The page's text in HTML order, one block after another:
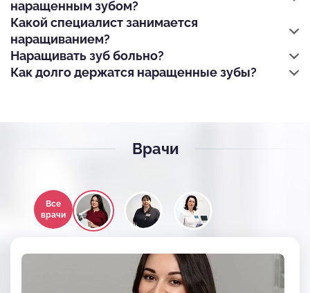
наращенным зубом?
Какой специалист занимается
наращиванием?
Наращивать зуб больно?
Как долго держатся наращенные зубы?
Врачи
Все
врачи